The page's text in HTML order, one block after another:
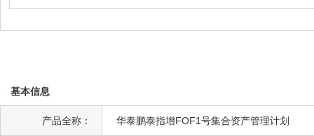
基本信息
产品全称： 华泰鹏泰指增FOF1号集合资产管理计划